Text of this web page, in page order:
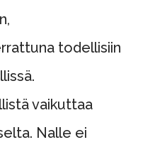
todellisiin
vaikuttaa
Nalle ei